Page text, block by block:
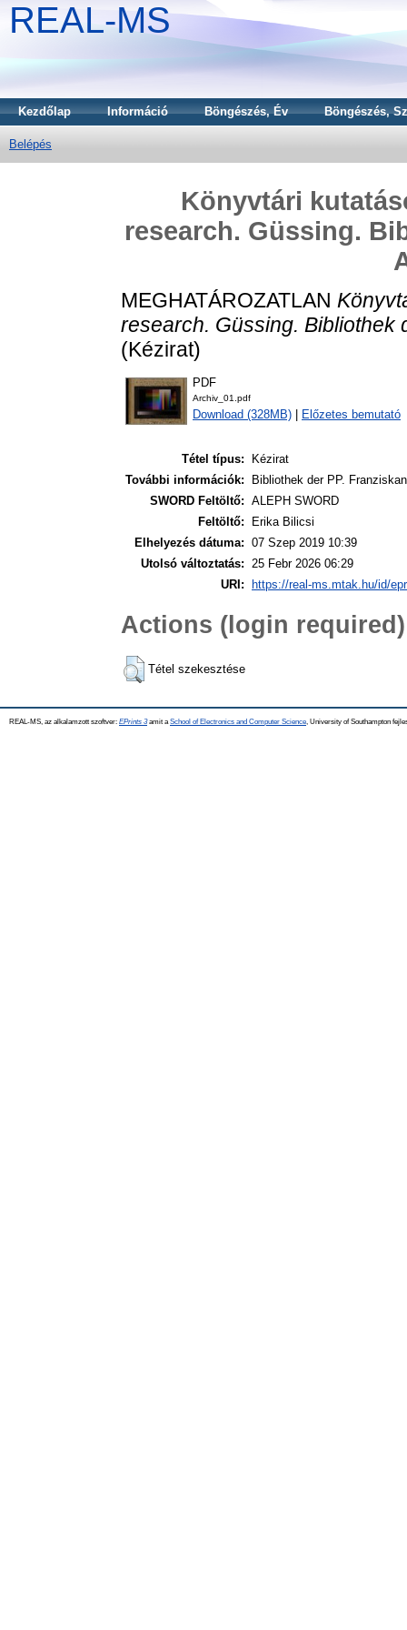
REAL-MS
Kezdőlap Információ Böngészés, Év Böngészés,
Belépés
Könyvtári
research. Güssing.
MEGHATÁROZATLAN
research. Güssing. Bibliothek
(Kézirat)
PDF
Archiv_01.pdf
Download (328MB) Előzetes bemutató
Tétel típus:
Kézirat
További információk:
Bibliothek der PP.
SWORD Feltöltő: ALEPH SWORD
Feltöltő:
Erika Bilicsi
Elhelyezés dátuma: 07 Szep 2019 10:39
Utolsó változtatás: 25 Febr 2026 06:29
URI:
https://real-ms.mtak.hu/id/
Actions (login required)
Tétel szekesztése
REAL-MS, az alkalamzott szoftver: EPrints 3amit a School of Electronics and Computer Science , University of Southampton